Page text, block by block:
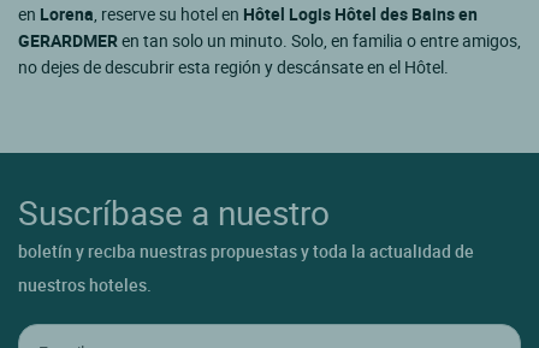
en Lorena, reserve su hotel en Hôtel Logis Hôtel des Bains en
GERARDMERen tan solo un minuto. Solo, en familia o entre amigos,
no dejes de descubrir esta región y descánsate en el Hôtel.
Suscríbase a nuestro
boletín y reciba nuestras propuestas y toda la actualidad de
nuestros hoteles.